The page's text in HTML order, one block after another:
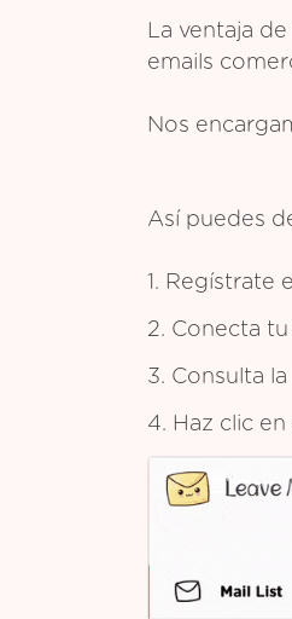
La ventaja de
emails
Nos
Así puedes
1. Regístrate
2. Conecta
3. Consulta
4. Haz clic